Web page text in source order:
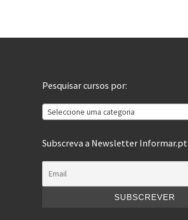
Pesquisar cursos por:
Seleccione uma categoria
Subscreva a Newsletter Informar.pt